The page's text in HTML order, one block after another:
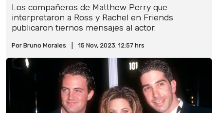
Los compañeros de Matthew Perry que
interpretaron a Ross y Rachel en Friends
publicaron tiernos mensajes al actor.
Por Bruno Morales 15 Nov, 2023. 12:57 hrs